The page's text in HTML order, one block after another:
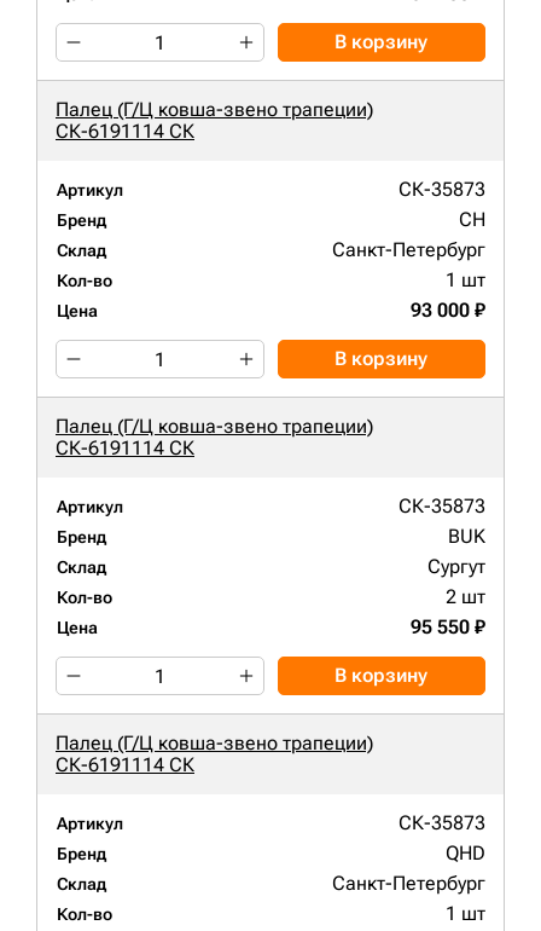
В корзину
Палец (Г/Ц ковша-звено трапеции)
СК-6191114 СК
Артикул СК-35873
Бренд CH
Склад Санкт-Петербург
Кол-во 1 шт
Цена 93 000 ₽
В корзину
Палец (Г/Ц ковша-звено трапеции)
СК-6191114 СК
Артикул СК-35873
Бренд BUK
Склад Сургут
Кол-во 2 шт
Цена 95 550 ₽
В корзину
Палец (Г/Ц ковша-звено трапеции)
СК-6191114 СК
Артикул СК-35873
Бренд QHD
Склад Санкт-Петербург
Кол-во 1 шт